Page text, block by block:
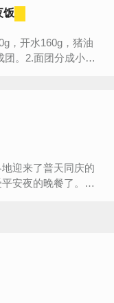
饭
，开水160g，猪油
迎来了普天同庆的
安夜的晚餐了。在